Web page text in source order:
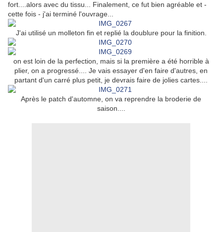
fort....alors avec du tissu... Finalement, ce fut bien agréable et -
cette fois - j'ai terminé l'ouvrage...
J'ai utilisé un molleton fin et replié la doublure pour la finition.
on est loin de la perfection, mais si la première a été horrible à
plier, on a progressé.... Je vais essayer d'en faire d'autres, en
partant d'un carré plus petit, je devrais faire de jolies cartes....
Après le patch d'automne, on va reprendre la broderie de
saison....